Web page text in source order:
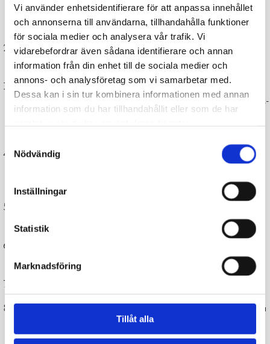
Vi använder enhetsidentifierare för att anpassa innehållet
och annonserna till användarna, tillhandahålla funktioner
för sociala medier och analysera vår trafik. Vi
vidarebefordrar även sådana identifierare och annan
information från din enhet till de sociala medier och
annons- och analysföretag som vi samarbetar med.
Dessa kan i sin tur kombinera informationen med annan
information som du har tillhandahållit eller som de har
Nödvändig
Inställningar
Statistik
Marknadsföring
Tillåt alla
företag. Redan nu i idéstadiet kan du kontakta en
företagsrådgivare för att bolla idéer.
Om du ärarbetskraftsservicenskund, diskutera först med din
egen coach.
Skriv en affärsplan och gör alla behövliga uträkningar. För att få
startpeng måste man ha investerings-, lönsamhets-, försäljnings-
och kassaflödeskalkyler i skick. Senast nu är det dags att
kontakta en företagsrådgivare som hjälper dej med alla dessa.
Sök startpengen via Jobbmarknaden
genom att logga in i e-
hjälpa dig.
tillsammans med din bokförare.
Ansök om eventuell förlängning av startpengen innan den första
perioden på 6 månader gått ut.